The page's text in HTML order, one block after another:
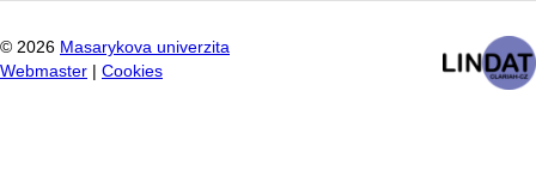
© 2026 Masarykova univerzita
Webmaster
Cookies